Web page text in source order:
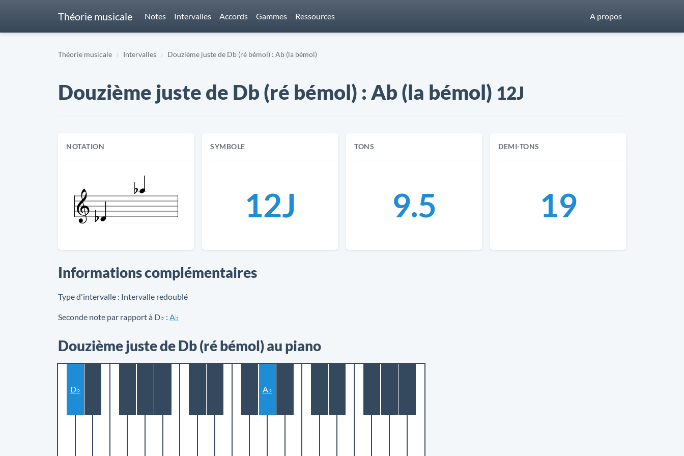
Théorie musicale Notes Intervalles Accords Gammes Ressources A propos
Théorie musicale Intervalles Douzième juste de Db (ré bémol) : Ab (la bémol)
Douzième juste de Db (ré bémol) : Ab (la bémol) 12J
NOTATION SYMBOLE
12J
TONS
9.5
DEMI-TONS
19
Informations complémentaires
Type d'intervalle : Intervalle redoublé
Seconde note par rapport à D♭ : A♭
Douzième juste de Db (ré bémol) au piano
D♭ A♭